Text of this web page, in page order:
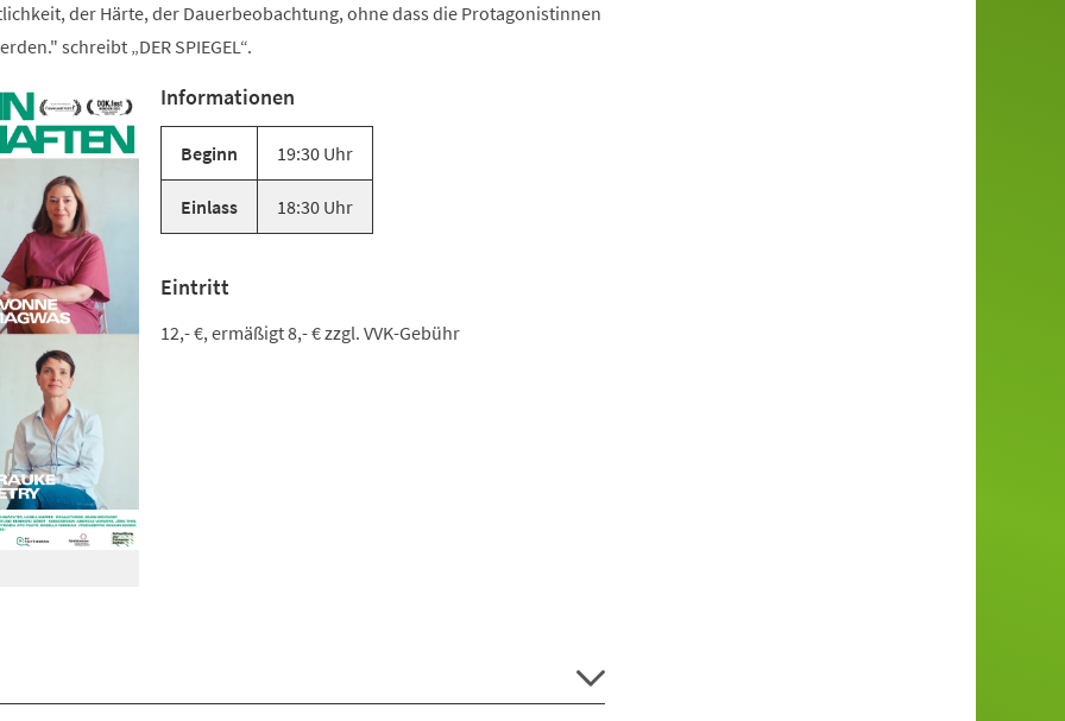
der Härte, der Dauerbeobachtung, ohne dass die Protagonistinnen
schreibt „DER SPIEGEL“.
Informationen
Beginn 19:30 Uhr
Einlass 18:30 Uhr
Eintritt
12,- €, ermäßigt 8,- € zzgl. VVK-Gebühr